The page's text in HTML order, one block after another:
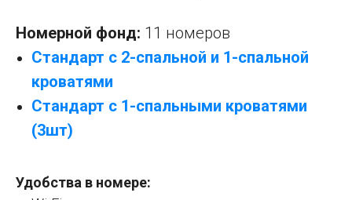
Номерной фонд: 11 номеров
Стандарт с 2-спальной и 1-спальной
кроватями
Стандарт с 1-спальными кроватями
(3шт)
Удобства в номере: